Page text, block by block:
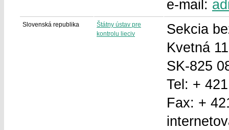
e-mail:
Slovenská republika
Štátny ústav pre
kontrolu lieciv
Sekcia
Kvetná 11
SK-825
Tel: +
Fax: +